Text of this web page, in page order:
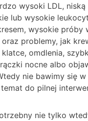
wysoki LDL, niską
lub wysokie
wysokie próby
problemy, jak
omdlenia,
nocne albo
nie bawimy się w
temat do pilnej
nie tylko